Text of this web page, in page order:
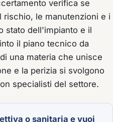
verifica se
rischio, le manutenzioni e i
stato dell'impianto e il
il piano tecnico da
una materia che unisce
e la perizia si svolgono
specialisti del settore.
o sanitaria e vuoi